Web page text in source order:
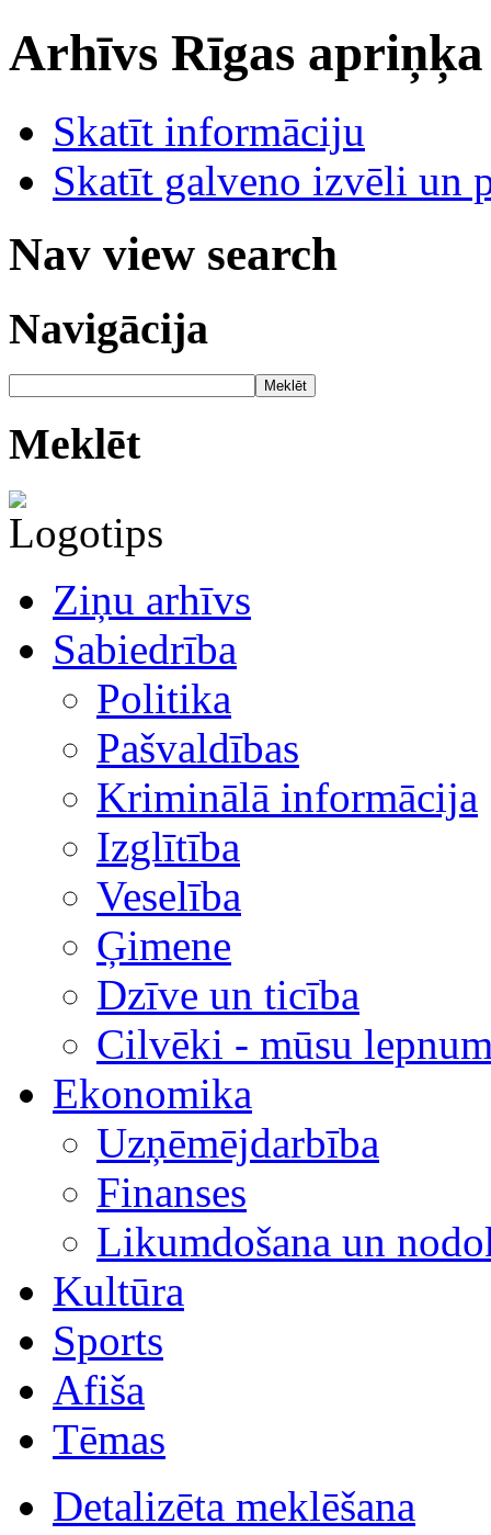
Arhīvs Rīgas
Skatīt informāciju
Skatīt galveno izvēli un
Nav view search
Navigācija
Meklēt
Meklēt
Ziņu arhīvs
Sabiedrība
Politika
Pašvaldības
Kriminālā informācija
Izglītība
Veselība
Ģimene
Dzīve un ticība
Cilvēki - mūsu
Ekonomika
Uzņēmējdarbība
Finanses
Likumdošana un
Kultūra
Sports
Afiša
Tēmas
Detalizēta meklēšana